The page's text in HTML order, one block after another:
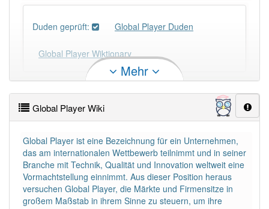
Duden geprüft: Global Player Duden
Global Player Wiktionary
PowerIndex:2
Häufigkeit: 2 von 10
Wörter mit Endung-global player: 1
Wörter mit Endung-global player aber mit einem
anderen Artikelder: 0
Mehr
Global Player Wiki
Global Player ist eine Bezeichnung für ein Unternehmen,
das am internationalen Wettbewerb teilnimmt und in seiner
Branche mit Technik, Qualität und Innovation weltweit eine
Vormachtstellung einnimmt. Aus dieser Position heraus
versuchen Global Player, die Märkte und Firmensitze in
großem Maßstab in ihrem Sinne zu steuern, um ihre